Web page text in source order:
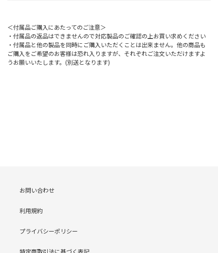
＜付属品ご購入にあたってのご注意＞
・付属品の返品はできませんので対応製品のご確認の上お買い求めください
・付属品と他の製品を同時にご購入いただくことは出来ません。他の商品も
ご購入をご希望のお客様は恐れ入りますが、それぞれご注文いただけますよ
うお願いいたします。(別送となります)
お問い合わせ
利用規約
プライバシーポリシー
特定商取引法に基づく表記